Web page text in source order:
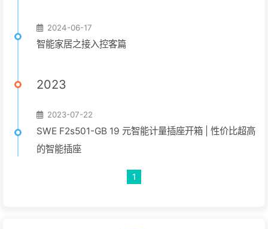
2024-06-17
智能家居之接入控客篇
2023
2023-07-22
SWE F2s501-GB 19 元智能计量插座开箱 | 性价比超高
的智能插座
1